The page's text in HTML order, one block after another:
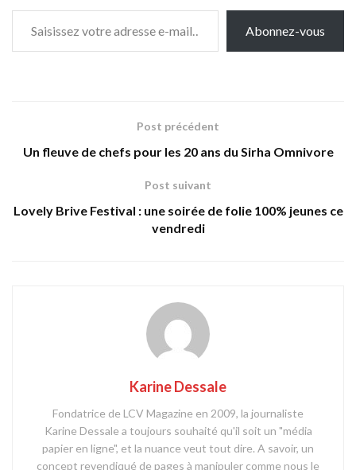
Saisissez votre adresse e-mail…
Abonnez-vous
Post précédent
Un fleuve de chefs pour les 20 ans du Sirha Omnivore
Post suivant
Lovely Brive Festival : une soirée de folie 100% jeunes ce
vendredi
Karine Dessale
Fondatrice de LCV Magazine en 2009, la journaliste
Karine Dessale a toujours souhaité qu'il soit un "média
papier en ligne", et la nuance veut tout dire. A savoir, un
concept revendiqué de pages à manipuler comme nous le